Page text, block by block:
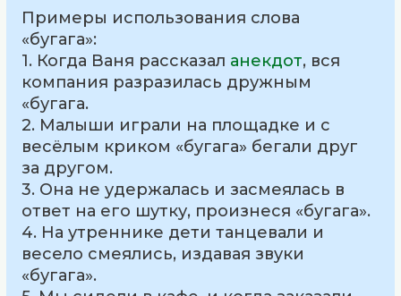
Примеры использования слова
«бугага»:
1. Когда Ваня рассказал анекдот, вся
компания разразилась дружным
«бугага.
2. Малыши играли на площадке и с
весёлым криком «бугага» бегали друг
за другом.
3. Она не удержалась и засмеялась в
ответ на его шутку, произнеся «бугага».
4. На утреннике дети танцевали и
весело смеялись, издавая звуки
«бугага».